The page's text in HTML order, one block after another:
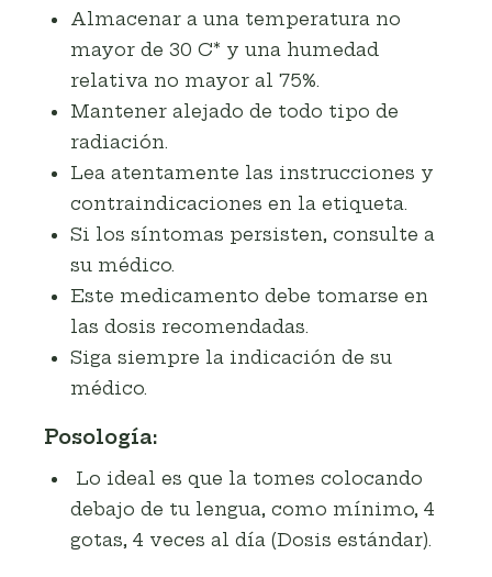
Almacenar a una temperatura no
mayor de 30 C* y una humedad
relativa no mayor al 75%.
Mantener alejado de todo tipo de
radiación.
Lea atentamente las instrucciones y
contraindicaciones en la etiqueta.
Si los síntomas persisten, consulte a
su médico.
Este medicamento debe tomarse en
las dosis recomendadas.
Siga siempre la indicación de su
médico.
Posología:
Lo ideal es que la tomes colocando
debajo de tu lengua, como mínimo, 4
gotas, 4 veces al día (Dosis estándar).